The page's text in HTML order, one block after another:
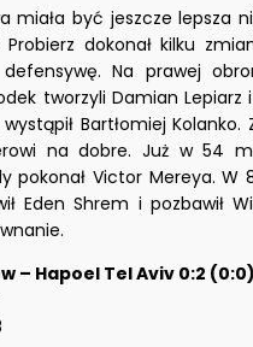
miała być jeszcze lepsza
Probierz dokonał kilku
Na prawej
tworzyli Damian Lepiarz
Bartłomiej
na dobre. Już w 54
pokonał Victor Mereya.
Eden Shrem i pozbawił
– Hapoel Tel Aviv 0:2 (0:0)